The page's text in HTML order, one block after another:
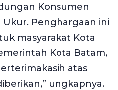
Konsumen
Ukur. Penghargaan ini
masyarakat Kota
Kota Batam,
atas
ungkapnya.